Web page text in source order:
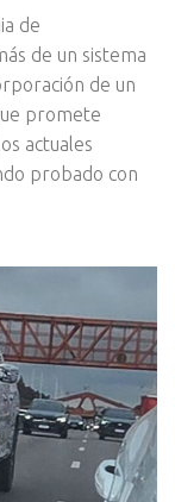
de
de un sistema
de un
promete
actuales
probado con